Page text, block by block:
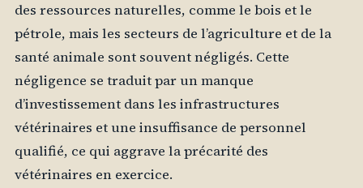
des ressources naturelles, comme le bois et le
pétrole, mais les secteurs de l’agriculture et de la
santé animale sont souvent négligés. Cette
négligence se traduit par un manque
d’investissement dans les infrastructures
vétérinaires et une insuffisance de personnel
qualifié, ce qui aggrave la précarité des
vétérinaires en exercice.